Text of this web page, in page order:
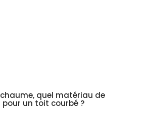
quel matériau de
un toit courbé ?